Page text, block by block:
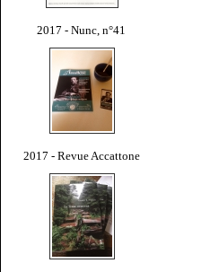
2017 - Nunc, n°41
2017 - Revue Accattone